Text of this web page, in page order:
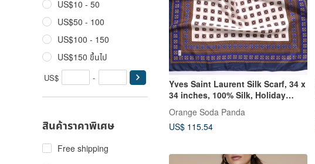
US$10 - 50
US$50 - 100
US$100 - 150
US$150 ขึ้นไป
US$ -
สินค้าราคาพิเศษ
Free shipping
Yves Saint Laurent Silk Scarf, 34 x
34 inches, 100% Silk, Holiday
Gifts
Orange​ Soda​ Panda
US$ 115.54